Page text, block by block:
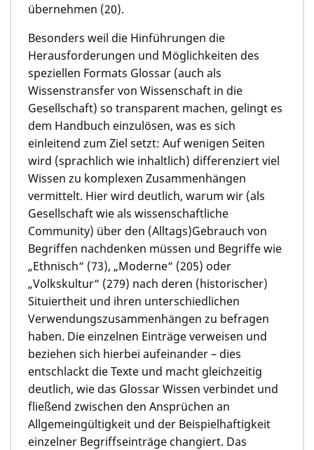
übernehmen (20).
Besonders weil die Hinführungen die
Herausforderungen und Möglichkeiten des
speziellen Formats Glossar (auch als
Wissenstransfer von Wissenschaft in die
Gesellschaft) so transparent machen, gelingt es
dem Handbuch einzulösen, was es sich
einleitend zum Ziel setzt: Auf wenigen Seiten
wird (sprachlich wie inhaltlich) differenziert viel
Wissen zu komplexen Zusammenhängen
vermittelt. Hier wird deutlich, warum wir (als
Gesellschaft wie als wissenschaftliche
Community) über den (Alltags)Gebrauch von
Begriffen nachdenken müssen und Begriffe wie
„Ethnisch“ (73), „Moderne“ (205) oder
„Volkskultur“ (279) nach deren (historischer)
Situiertheit und ihren unterschiedlichen
Verwendungszusammenhängen zu befragen
haben. Die einzelnen Einträge verweisen und
beziehen sich hierbei aufeinander – dies
entschlackt die Texte und macht gleichzeitig
deutlich, wie das Glossar Wissen verbindet und
fließend zwischen den Ansprüchen an
Allgemeingültigkeit und der Beispielhaftigkeit
einzelner Begriffseinträge changiert. Das